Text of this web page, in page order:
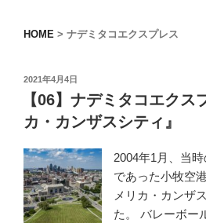
HOME > ナデミタコエクスプレス
投
日:
2021年4月4日
【06】ナデミタコエクス
カ・カンザスシティ』
2004年1月、当
であった小牧空
メリカ・カンザ
た。 バレーボー